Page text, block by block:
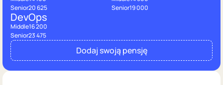
Senior20 625
Senior19 000
DevOps
Middle16 200
Senior23 475
Dodaj swoją pensję